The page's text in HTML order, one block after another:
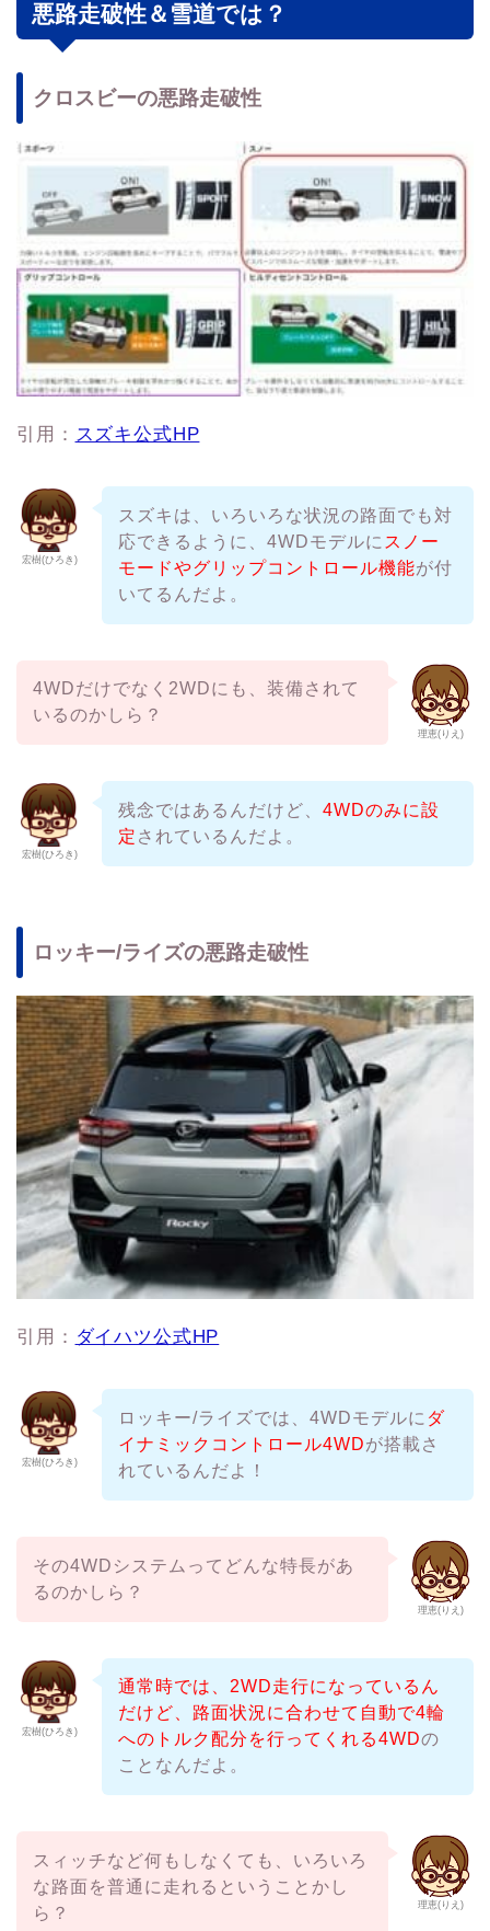
悪路走破性＆雪道では？
クロスビーの悪路走破性
引用： スズキ公式HP
宏樹(ひろき)
スズキは、いろいろな状況の路面でも対
応できるように、4WDモデルに スノー
モードやグリップコントロール機能が付
いてるんだよ。
理恵(りえ)
4WDだけでなく2WDにも、装備されて
いるのかしら？
宏樹(ひろき)
残念ではあるんだけど、 4WDのみに設
定 されているんだよ。
ロッキー/ライズの悪路走破性
引用： ダイハツ公式HP
宏樹(ひろき)
ロッキー/ライズでは、4WDモデルに ダ
イナミックコントロール4WDが搭載さ
れているんだよ！
理恵(りえ)
その4WDシステムってどんな特長があ
るのかしら？
宏樹(ひろき)
通常時では、2WD走行になっているん
だけど、路面状況に合わせて自動で4輪
へのトルク配分を行ってくれる4WDの
ことなんだよ。
理恵(りえ)
スィッチなど何もしなくても、いろいろ
な路面を普通に走れるということかし
ら？